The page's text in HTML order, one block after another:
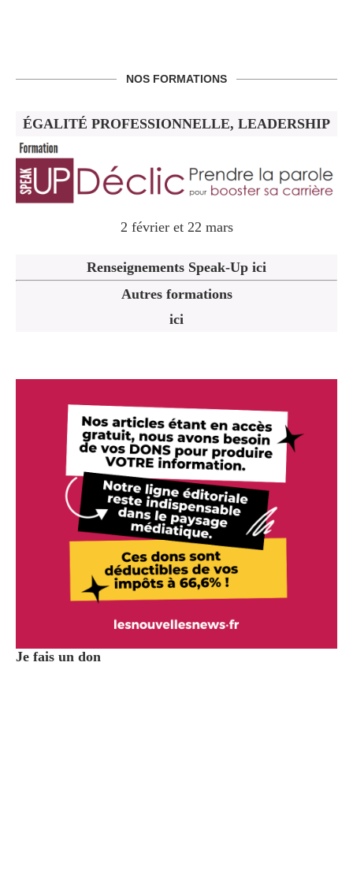
NOS FORMATIONS
ÉGALITÉ PROFESSIONNELLE, LEADERSHIP
2 février et 22 mars
Renseignements Speak-Up ici
Autres formations
ici
Je fais un don